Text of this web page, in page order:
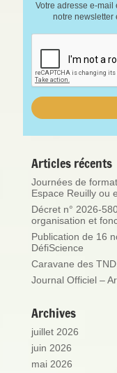
Votre adresse e-
notre newsletter
Articles récents
Journées de
Espace Reuilly ou
Décret n° 2026-
organisation et
Publication de 16
DéfiScience
Caravane des
Journal Officiel –
Archives
juillet 2026
juin 2026
mai 2026